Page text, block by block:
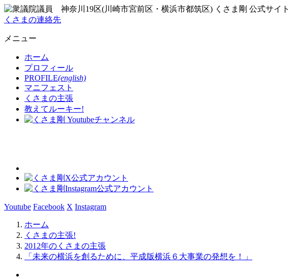
くさまの連絡先
メニュー
ホーム
プロフィール
PROFILE(english)
マニフェスト
くさまの主張
教えてルーキー!
Youtube Facebook X Instagram
ホーム
くさまの主張!
2012年のくさまの主張
「未来の横浜を創るために、平成版横浜６大事業の発想を！」